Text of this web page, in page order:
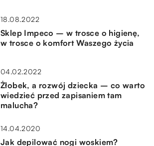
18.08.2022
Sklep Impeco – w trosce o higienę,
w trosce o komfort Waszego życia
04.02.2022
Żłobek, a rozwój dziecka – co warto
wiedzieć przed zapisaniem tam
malucha?
14.04.2020
Jak depilować nogi woskiem?